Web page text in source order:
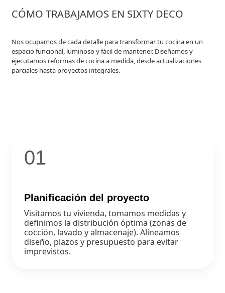
CÓMO TRABAJAMOS EN SIXTY DECO
Nos ocupamos de cada detalle para transformar tu cocina en un
espacio funcional, luminoso y fácil de mantener. Diseñamos y
ejecutamos reformas de cocina a medida, desde actualizaciones
parciales hasta proyectos integrales.
01
Planificación del proyecto
Visitamos tu vivienda, tomamos medidas y
definimos la distribución óptima (zonas de
cocción, lavado y almacenaje). Alineamos
diseño, plazos y presupuesto para evitar
imprevistos.